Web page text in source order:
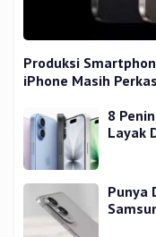
Produksi
iPhone Masih
8
Layak
Punya